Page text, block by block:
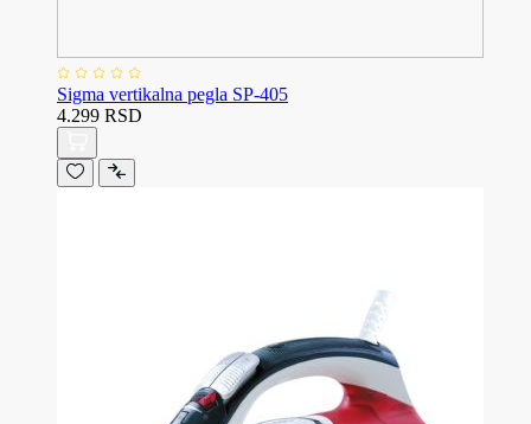
Sigma vertikalna pegla SP-405
4.299 RSD